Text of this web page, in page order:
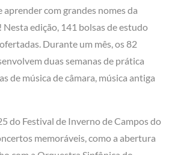
aprender com grandes nomes da
Nesta edição, 141 bolsas de estudo
Durante um mês, os 82
duas semanas de prática
de música de câmara, música antiga
do Festival de Inverno de Campos do
memoráveis, como a abertura